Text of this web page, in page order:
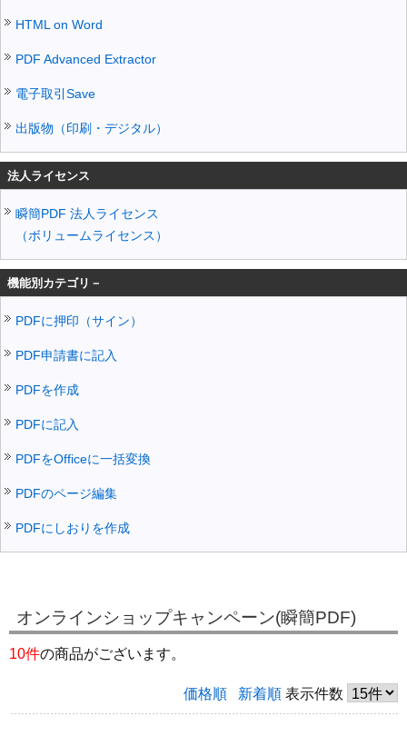
HTML on Word
PDF Advanced Extractor
電子取引Save
出版物（印刷・デジタル）
法人ライセンス
瞬簡PDF 法人ライセンス
（ボリュームライセンス）
機能別カテゴリ－
PDFに押印（サイン）
PDF申請書に記入
PDFを作成
PDFに記入
PDFをOfficeに一括変換
PDFのページ編集
PDFにしおりを作成
オンラインショップキャンペーン(瞬簡PDF)
10件の商品がございます。
価格順 新着順 表示件数